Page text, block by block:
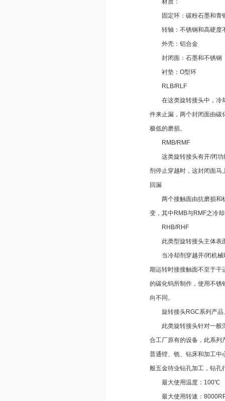
材质：
固定环：碳粉石墨和青
转轴：不锈钢和高硬度
外壳：铝合金
封闭面：石墨和不锈钢
衬垫：O型环
RLB/RLF
在这类旋转接头中，冷却
件来止漏，两个封闭面由碳
极低的磨损。
RMB/RMF
这类旋转接头有开/闭功
剂停止穿越时，这封闭面马
回漏
两个接触面由抗磨损和机
变，其中RMB与RMF之冷
RHB/RHF
此类型旋转接头主体表面
当冷却剂穿越开/闭机械
期运转时接接触面不至于干
的碳化钨所制作，使用不锈
向不同。
旋转接头RGC系列产品
此类旋转接头针对一般深
合工厂原有的设备，此系列
普通镗、铣、钻床和加工中
般五金待业钻孔加工，钻孔
最大使用温度：100℃
最大使用转速：